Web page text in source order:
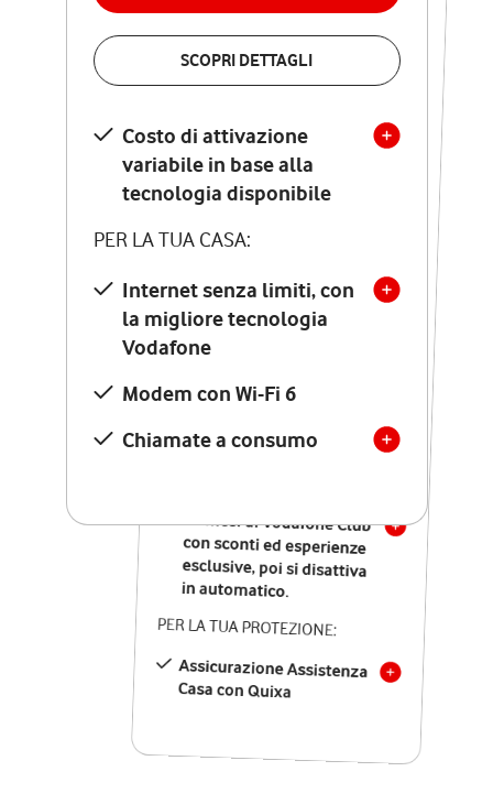
SCOPRI DETTAGLI
Costo di attivazione
variabile in base alla
tecnologia disponibile
PER LA TUA CASA:
Internet senza limiti, con
la migliore tecnologia
Vodafone
Modem con Wi-Fi 6
Chiamate a consumo
VERIFICA LA COPERTURA
Costo di attivazione
variabile in base alla
tecnologia disponibile
PER LA TUA CASA:
Internet senza limiti, con
la migliore tecnologia
Vodafone
Modem Seven con Wi-Fi 7
Chiamate illimitate verso
numeri fissi e mobili
nazionali
12 mesi di Vodafone Club
con sconti ed esperienze
esclusive, poi si disattiva
in automatico.
PER LA TUA PROTEZIONE:
Assicurazione Assistenza
Casa con Quixa